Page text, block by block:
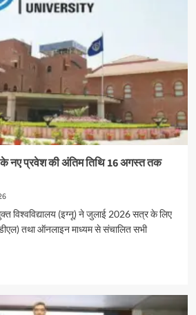
नए प्रवेश की अंतिम तिथि 16 अगस्त तक
मुक्त विश्वविद्यालय (इग्नू) ने जुलाई 2026 सत्र के लिए
तथा ऑनलाइन माध्यम से संचालित सभी